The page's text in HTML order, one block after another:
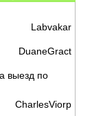
Labvakar
DuaneGract
выезд по
CharlesViorp